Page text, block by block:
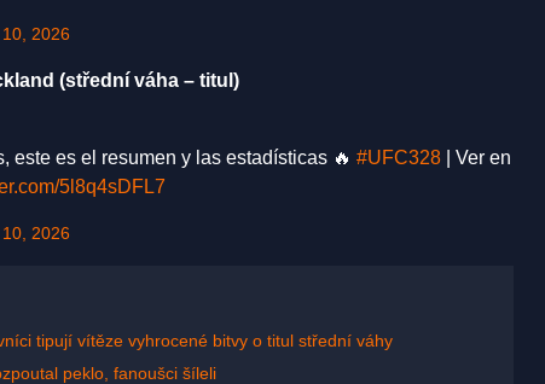
2026
(střední váha – titul)
este es el resumen y las estadísticas 🔥 #UFC328 | Ver en
5l8q4sDFL7
2026
tipují vítěze vyhrocené bitvy o titul střední váhy
peklo, fanoušci šíleli